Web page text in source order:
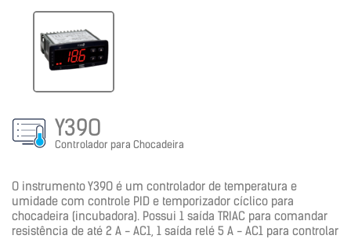
Y39O
Controlador para Chocadeira
O instrumento Y39O é um controlador de temperatura e
umidade com controle PID e temporizador cíclico para
chocadeira (incubadora). Possui 1 saída TRIAC para comandar
resistência de até 2 A - AC1, 1 saída relé 5 A - AC1 para controlar